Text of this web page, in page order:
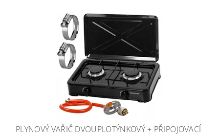
PLYNOVÝ VAŘIČ DVOUPLOTÝNKOVÝ + PŘIPOJOVACÍ